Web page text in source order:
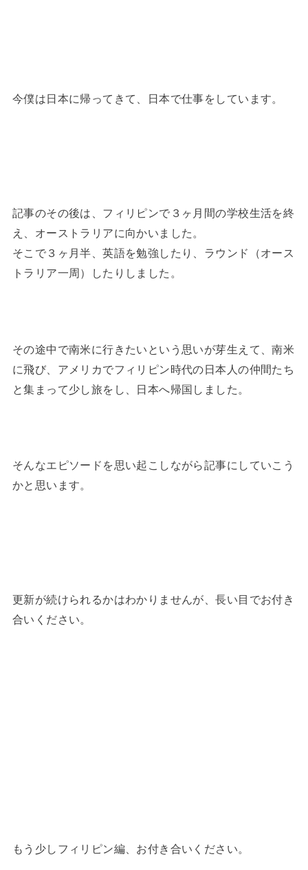
今僕は日本に帰ってきて、日本で仕事をしています。
記事のその後は、フィリピンで３ヶ月間の学校生活を終
え、オーストラリアに向かいました。
そこで３ヶ月半、英語を勉強したり、ラウンド（オース
トラリア一周）したりしました。
その途中で南米に行きたいという思いが芽生えて、南米
に飛び、アメリカでフィリピン時代の日本人の仲間たち
と集まって少し旅をし、日本へ帰国しました。
そんなエピソードを思い起こしながら記事にしていこう
かと思います。
更新が続けられるかはわかりませんが、長い目でお付き
合いください。
もう少しフィリピン編、お付き合いください。